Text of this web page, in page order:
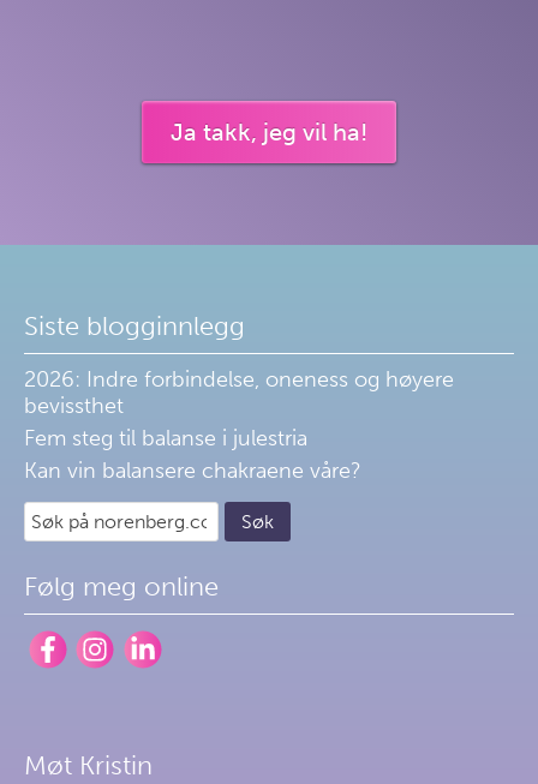
Ja takk, jeg vil ha!
Siste blogginnlegg
2026: Indre forbindelse, oneness og høyere
bevissthet
Fem steg til balanse i julestria
Kan vin balansere chakraene våre?
Følg meg online
Møt Kristin